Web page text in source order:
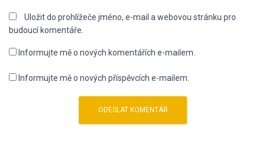
Uložit do prohlížeče jméno, e-mail a webovou stránku pro
budoucí komentáře.
Informujte mě o nových komentářích e-mailem.
Informujte mě o nových příspěvcích e-mailem.